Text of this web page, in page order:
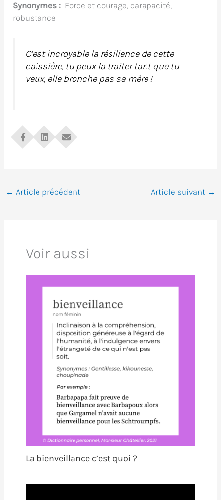
Synonymes : Force et courage, carapacité,
robustance
C’est incroyable la résilience de cette
caissière, tu peux la traiter tant que tu
veux, elle bronche pas sa mère !
← Article précédent Article suivant →
Voir aussi
La bienveillance c’est quoi ?